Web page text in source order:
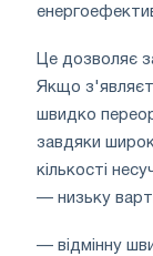
Це дозволяє
Якщо
швидко
завдяки
кількості
— низьку
— відмінну